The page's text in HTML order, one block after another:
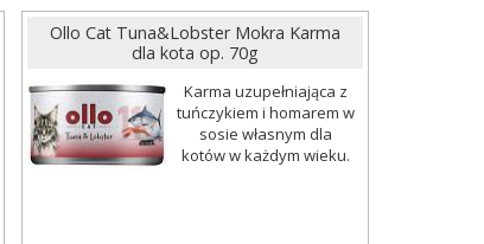
Ollo Cat Tuna&Lobster Mokra Karma
dla kota op. 70g
Karma uzupełniająca z
tuńczykiem i homarem w
sosie własnym dla
kotów w każdym wieku.